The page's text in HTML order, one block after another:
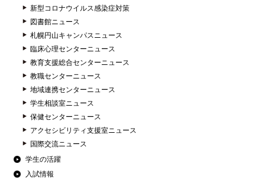
新型コロナウイルス感染症対策
図書館ニュース
札幌円山キャンパスニュース
臨床心理センターニュース
教育支援総合センターニュース
教職センターニュース
地域連携センターニュース
学生相談室ニュース
保健センターニュース
アクセシビリティ支援室ニュース
国際交流ニュース
学生の活躍
入試情報